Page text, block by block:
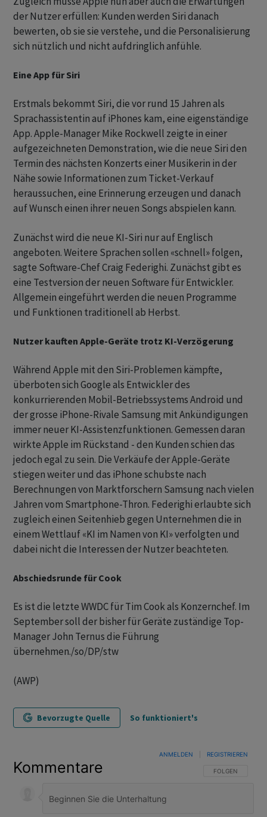
der Nutzer erfüllen: Kunden werden Siri danach
bewerten, ob sie sie verstehe, und die Personalisierung
sich nützlich und nicht aufdringlich anfühle.
Eine App für Siri
Erstmals bekommt Siri, die vor rund 15 Jahren als
Sprachassistentin auf iPhones kam, eine eigenständige
App. Apple-Manager Mike Rockwell zeigte in einer
aufgezeichneten Demonstration, wie die neue Siri den
Termin des nächsten Konzerts einer Musikerin in der
Nähe sowie Informationen zum Ticket-Verkauf
heraussuchen, eine Erinnerung erzeugen und danach
auf Wunsch einen ihrer neuen Songs abspielen kann.
Zunächst wird die neue KI-Siri nur auf Englisch
angeboten. Weitere Sprachen sollen «schnell» folgen,
sagte Software-Chef Craig Federighi. Zunächst gibt es
eine Testversion der neuen Software für Entwickler.
Allgemein eingeführt werden die neuen Programme
und Funktionen traditionell ab Herbst.
Nutzer kauften Apple-Geräte trotz KI-Verzögerung
Während Apple mit den Siri-Problemen kämpfte,
überboten sich Google als Entwickler des
konkurrierenden Mobil-Betriebssystems Android und
der grosse iPhone-Rivale Samsung mit Ankündigungen
immer neuer KI-Assistenzfunktionen. Gemessen daran
wirkte Apple im Rückstand - den Kunden schien das
jedoch egal zu sein. Die Verkäufe der Apple-Geräte
stiegen weiter und das iPhone schubste nach
Berechnungen von Marktforschern Samsung nach vielen
Jahren vom Smartphone-Thron. Federighi erlaubte sich
zugleich einen Seitenhieb gegen Unternehmen die in
einem Wettlauf «KI im Namen von KI» verfolgten und
dabei nicht die Interessen der Nutzer beachteten.
Abschiedsrunde für Cook
Es ist die letzte WWDC für Tim Cook als Konzernchef. Im
September soll der bisher für Geräte zuständige Top-
Manager John Ternus die Führung
übernehmen./so/DP/stw
(AWP)
Bevorzugte Quelle So funktioniert's
Kommentare FOLGE DIESER
FOLGEN
ANMELDEN REGISTRIEREN